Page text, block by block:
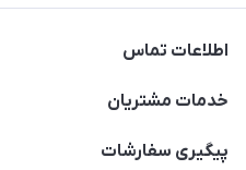
اطلاعات تماس
63 0000 43 - 021
خدمات مشتریان
قوانین و مقررات
پیگیری سفارشات